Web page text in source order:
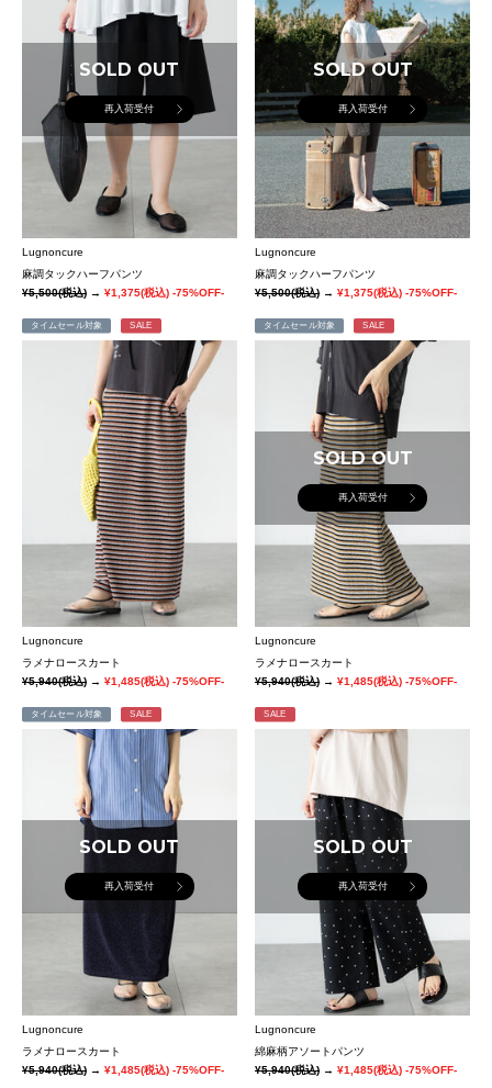
SOLD OUT
再入荷受付
Lugnoncure
麻調タックハーフパンツ
¥5,500(税込) → ¥1,375(税込) -75%OFF-
SOLD OUT
再入荷受付
Lugnoncure
麻調タックハーフパンツ
¥5,500(税込)→¥1,375(税込) -75%OFF-
タイムセール対象 SALE
Lugnoncure
ラメナロースカート
¥5,940(税込) → ¥1,485(税込) -75%OFF-
タイムセール対象 SALE
SOLD OUT
再入荷受付
Lugnoncure
ラメナロースカート
¥5,940(税込)→¥1,485(税込) -75%OFF-
タイムセール対象 SALE
SOLD OUT
再入荷受付
Lugnoncure
ラメナロースカート
¥5,940(税込) → ¥1,485(税込) -75%OFF-
SALE
SOLD OUT
再入荷受付
Lugnoncure
綿麻柄アソートパンツ
¥5,940(税込)→¥1,485(税込) -75%OFF-